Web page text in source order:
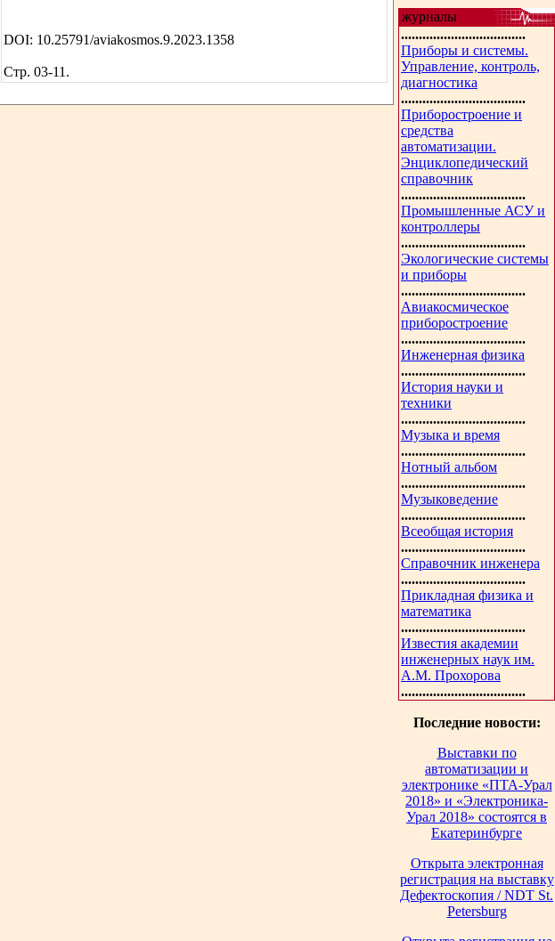
DOI: 10.25791/aviakosmos.9.2023.1358
Стр. 03-11.
журналы
...................................
Приборы и системы.
Управление, контроль,
диагностика
...................................
Приборостроение и
средства
автоматизации.
Энциклопедический
справочник
...................................
Промышленные АСУ и
контроллеры
...................................
Экологические системы
и приборы
...................................
Авиакосмическое
приборостроение
...................................
Инженерная физика
...................................
История науки и
техники
...................................
Музыка и время
...................................
Нотный альбом
...................................
Музыковедение
...................................
Всеобщая история
...................................
Справочник инженера
...................................
Прикладная физика и
математика
...................................
Известия академии
инженерных наук им.
А.М. Прохорова
...................................
Последние новости:
Выставки по
автоматизации и
электронике «ПТА-Урал
2018» и «Электроника-
Урал 2018» состоятся в
Екатеринбурге
Открыта электронная
регистрация на выставку
Дефектоскопия / NDT St.
Petersburg